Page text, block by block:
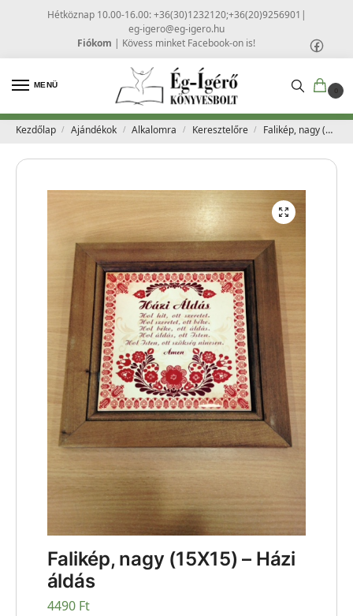
Hétköznap 10.00-16.00: +36(30)1232120;+36(20)9256901 |
eg-igero@eg-igero.hu
Fiókom | Kövess minket Facebook-on is!
MENÜ
0
Kezdőlap / Ajándékok / Alkalomra / Keresztelőre / Falikép, nagy (15X15) – Házi áldás
Falikép, nagy (15X15) – Házi
áldás
4490 Ft